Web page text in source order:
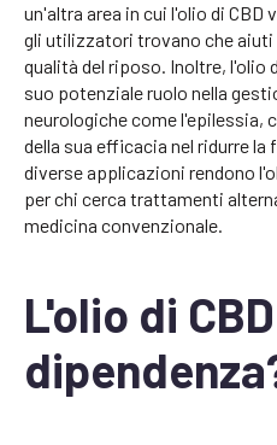
un'altra area in cui l'olio di
gli utilizzatori trovano che aiuti
qualità del riposo. Inoltre, l'olio
suo potenziale ruolo nella
neurologiche come l'epilessia,
della sua efficacia nel ridurre la
diverse applicazioni rendono
per chi cerca trattamenti
medicina convenzionale.
L'olio di